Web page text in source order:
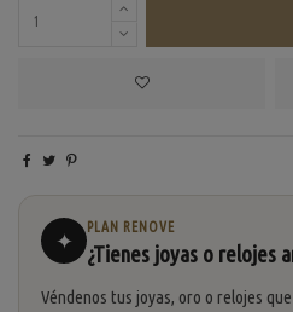
✦
PLAN RENOVE
¿Tienes joyas o relojes
Véndenos tus joyas, oro o relojes